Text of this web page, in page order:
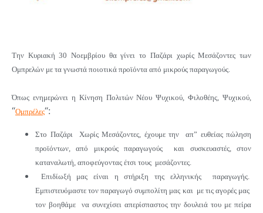
Την Κυριακή 30 Νοεμβρίου θα γίνει το Παζάρι χωρίς Μεσάζοντες των
Ομπρελών με τα γνωστά ποιοτικά προϊόντα από μικρούς παραγωγούς.
Όπως ενημερώνει η Κίνηση Πολιτών Νέου Ψυχικού, Φιλοθέης, Ψυχικού,
“Ομπρέλες“:
Στο Παζάρι Χωρίς Μεσάζοντες, έχουμε την απ” ευθείας πώληση
προϊόντων, από μικρούς παραγωγούς και συσκευαστές, στον
καταναλωτή, αποφεύγοντας έτσι τους μεσάζοντες.
Επιδίωξή μας είναι η στήριξη της ελληνικής παραγωγής.
Εμπιστευόμαστε τον παραγωγό συμπολίτη μας και με τις αγορές μας
τον βοηθάμε να συνεχίσει απερίσπαστος την δουλειά του με πείρα